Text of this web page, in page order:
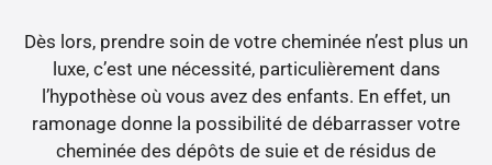
Dès lors, prendre soin de votre cheminée n’est plus un
luxe, c’est une nécessité, particulièrement dans
l’hypothèse où vous avez des enfants. En effet, un
ramonage donne la possibilité de débarrasser votre
cheminée des dépôts de suie et de résidus de